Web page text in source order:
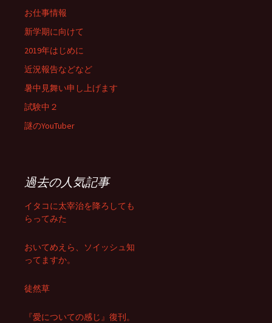
お仕事情報
新学期に向けて
2019年はじめに
近況報告などなど
暑中見舞い申し上げます
試験中２
謎のYouTuber
過去の人気記事
イタコに太宰治を降ろしても
らってみた
おいてめえら、ソイッシュ知
ってますか。
徒然草
『愛についての感じ』復刊。